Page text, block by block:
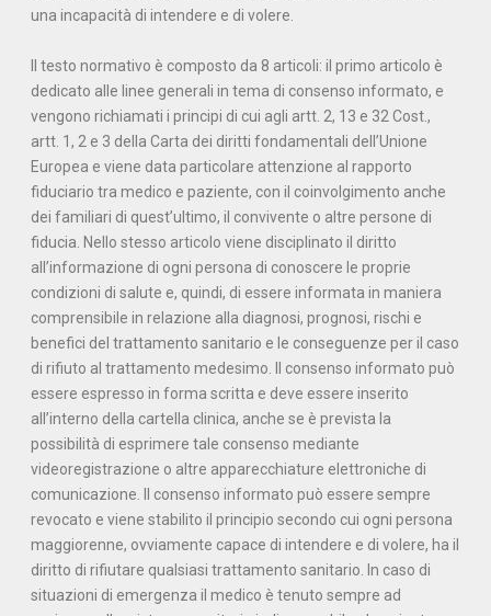
una incapacità di intendere e di volere.
Il testo normativo è composto da 8 articoli: il primo articolo è
dedicato alle linee generali in tema di consenso informato, e
vengono richiamati i principi di cui agli artt. 2, 13 e 32 Cost.,
artt. 1, 2 e 3 della Carta dei diritti fondamentali dell’Unione
Europea e viene data particolare attenzione al rapporto
fiduciario tra medico e paziente, con il coinvolgimento anche
dei familiari di quest’ultimo, il convivente o altre persone di
fiducia. Nello stesso articolo viene disciplinato il diritto
all’informazione di ogni persona di conoscere le proprie
condizioni di salute e, quindi, di essere informata in maniera
comprensibile in relazione alla diagnosi, prognosi, rischi e
benefici del trattamento sanitario e le conseguenze per il caso
di rifiuto al trattamento medesimo. Il consenso informato può
essere espresso in forma scritta e deve essere inserito
all’interno della cartella clinica, anche se è prevista la
possibilità di esprimere tale consenso mediante
videoregistrazione o altre apparecchiature elettroniche di
comunicazione. Il consenso informato può essere sempre
revocato e viene stabilito il principio secondo cui ogni persona
maggiorenne, ovviamente capace di intendere e di volere, ha il
diritto di rifiutare qualsiasi trattamento sanitario. In caso di
situazioni di emergenza il medico è tenuto sempre ad